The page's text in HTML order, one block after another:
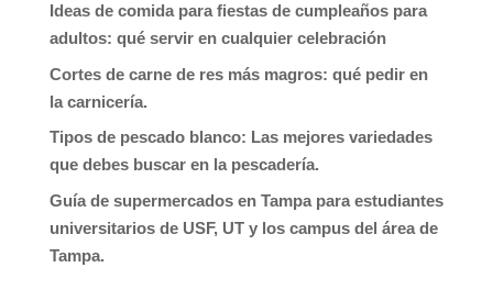
Ideas de comida para fiestas de cumpleaños para
adultos: qué servir en cualquier celebración
Cortes de carne de res más magros: qué pedir en
la carnicería.
Tipos de pescado blanco: Las mejores variedades
que debes buscar en la pescadería.
Guía de supermercados en Tampa para estudiantes
universitarios de USF, UT y los campus del área de
Tampa.